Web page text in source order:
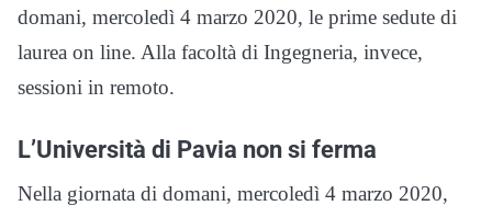
domani, mercoledì 4 marzo 2020, le prime sedute di
laurea on line. Alla facoltà di Ingegneria, invece,
sessioni in remoto.
L’Università di Pavia non si ferma
Nella giornata di domani, mercoledì 4 marzo 2020,